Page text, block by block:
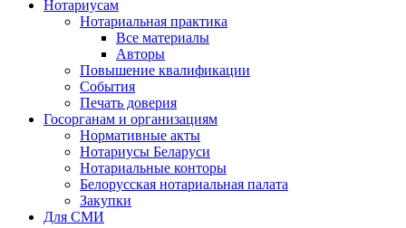
Нотариусам
Нотариальная практика
Все материалы
Авторы
Повышение квалификации
События
Печать доверия
Госорганам и организациям
Нормативные акты
Нотариусы Беларуси
Нотариальные конторы
Белорусская нотариальная палата
Закупки
Для СМИ